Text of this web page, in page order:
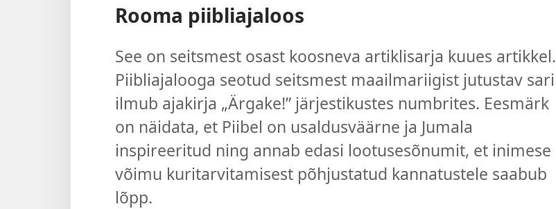
Rooma piibliajaloos
See on seitsmest osast koosneva artiklisarja kuues artikkel.
Piibliajalooga seotud seitsmest maailmariigist jutustav sari
ilmub ajakirja „Ärgake!” järjestikustes numbrites. Eesmärk
on näidata, et Piibel on usaldusväärne ja Jumala
inspireeritud ning annab edasi lootusesõnumit, et inimese
võimu kuritarvitamisest põhjustatud kannatustele saabub
lõpp.